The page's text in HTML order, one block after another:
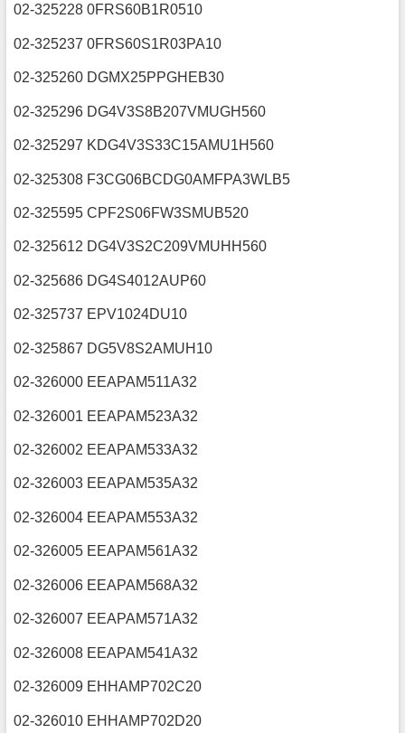
02-325228 0FRS60B1R0510
02-325237 0FRS60S1R03PA10
02-325260 DGMX25PPGHEB30
02-325296 DG4V3S8B207VMUGH560
02-325297 KDG4V3S33C15AMU1H560
02-325308 F3CG06BCDG0AMFPA3WLB5
02-325595 CPF2S06FW3SMUB520
02-325612 DG4V3S2C209VMUHH560
02-325686 DG4S4012AUP60
02-325737 EPV1024DU10
02-325867 DG5V8S2AMUH10
02-326000 EEAPAM511A32
02-326001 EEAPAM523A32
02-326002 EEAPAM533A32
02-326003 EEAPAM535A32
02-326004 EEAPAM553A32
02-326005 EEAPAM561A32
02-326006 EEAPAM568A32
02-326007 EEAPAM571A32
02-326008 EEAPAM541A32
02-326009 EHHAMP702C20
02-326010 EHHAMP702D20